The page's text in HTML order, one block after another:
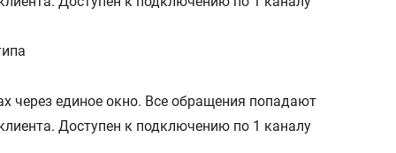
через единое окно. Все обращения попадают
Доступен к подключению по 1 каналу